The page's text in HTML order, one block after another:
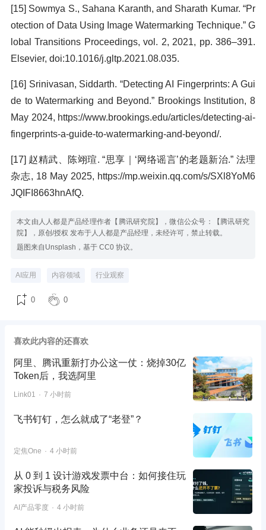
[15] Sowmya S., Sahana Karanth, and Sharath Kumar. “Pr
otection of Data Using Image Watermarking Technique.” G
lobal Transitions Proceedings, vol. 2, 2021, pp. 386–391.
Elsevier, doi:10.1016/j.gltp.2021.08.035.
[16] Srinivasan, Siddarth. “Detecting AI Fingerprints: A Gui
de to Watermarking and Beyond.” Brookings Institution, 8
May 2024, https://www.brookings.edu/articles/detecting-ai-
fingerprints-a-guide-to-watermarking-and-beyond/.
[17] 赵精武、陈翊瑄. “思享｜‘网络谣言’的老题新治.” 法理
杂志, 18 May 2025, https://mp.weixin.qq.com/s/SXl8YoM6
JQIFI8663hnAfQ.
本文由人人都是产品经理作者【腾讯研究院】，微信公众号：【腾讯研究
院】，原创/授权 发布于人人都是产品经理，未经许可，禁止转载。
题图来自Unsplash，基于 CC0 协议。
AI应用 内容领域 行业观察
0 0
喜欢此内容的还喜欢
阿里、腾讯重新打办公这一仗：烧掉30亿
Token后，我选阿里
Link01 7 小时前
飞书钉钉，怎么就成了“老登”？
定焦One 4 小时前
从 0 到 1 设计游戏发票中台：如何接住玩
家投诉与税务风险
AI产品零度 4 小时前